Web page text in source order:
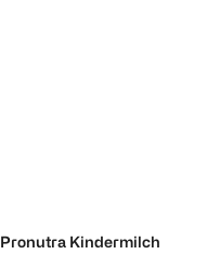
Pronutra Kindermilch